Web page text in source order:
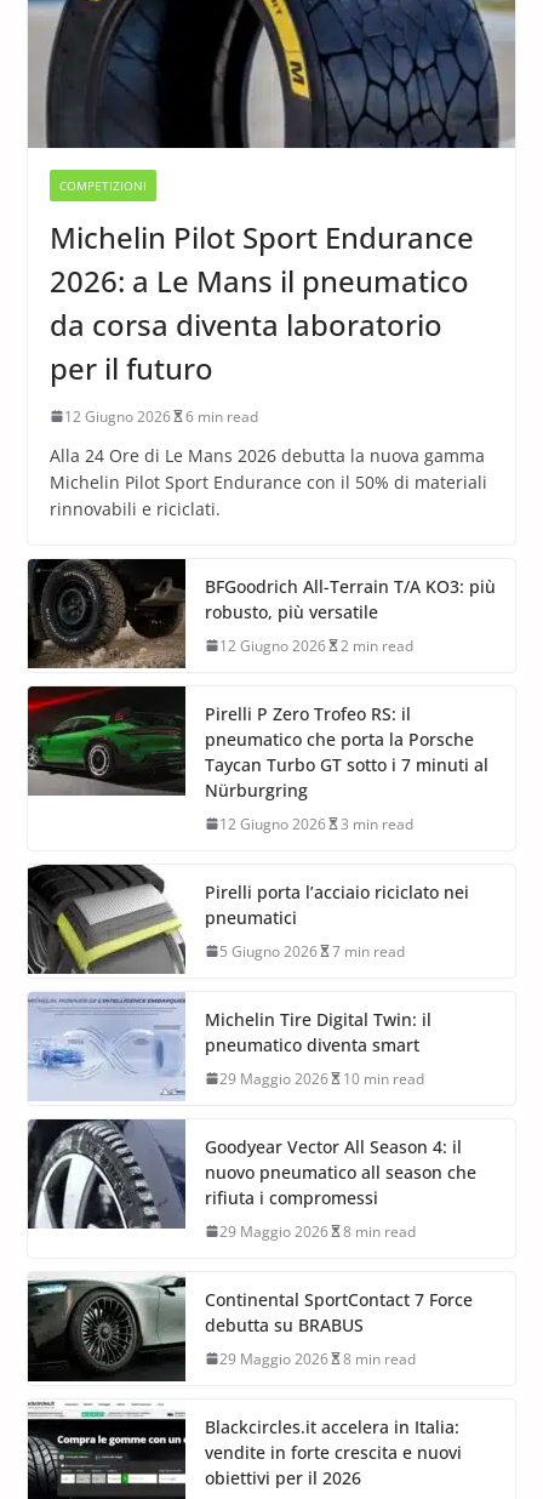
COMPETIZIONI
Michelin Pilot Sport Endurance
2026: a Le Mans il pneumatico
da corsa diventa laboratorio
per il futuro
12 Giugno 2026 6 min read
Alla 24 Ore di Le Mans 2026 debutta la nuova gamma
Michelin Pilot Sport Endurance con il 50% di materiali
rinnovabili e riciclati.
BFGoodrich All-Terrain T/A KO3: più
robusto, più versatile
12 Giugno 2026 2 min read
Pirelli P Zero Trofeo RS: il
pneumatico che porta la Porsche
Taycan Turbo GT sotto i 7 minuti al
Nürburgring
12 Giugno 2026 3 min read
Pirelli porta l’acciaio riciclato nei
pneumatici
5 Giugno 2026 7 min read
Michelin Tire Digital Twin: il
pneumatico diventa smart
29 Maggio 2026 10 min read
Goodyear Vector All Season 4: il
nuovo pneumatico all season che
rifiuta i compromessi
29 Maggio 2026 8 min read
Continental SportContact 7 Force
debutta su BRABUS
29 Maggio 2026 8 min read
Blackcircles.it accelera in Italia:
vendite in forte crescita e nuovi
obiettivi per il 2026